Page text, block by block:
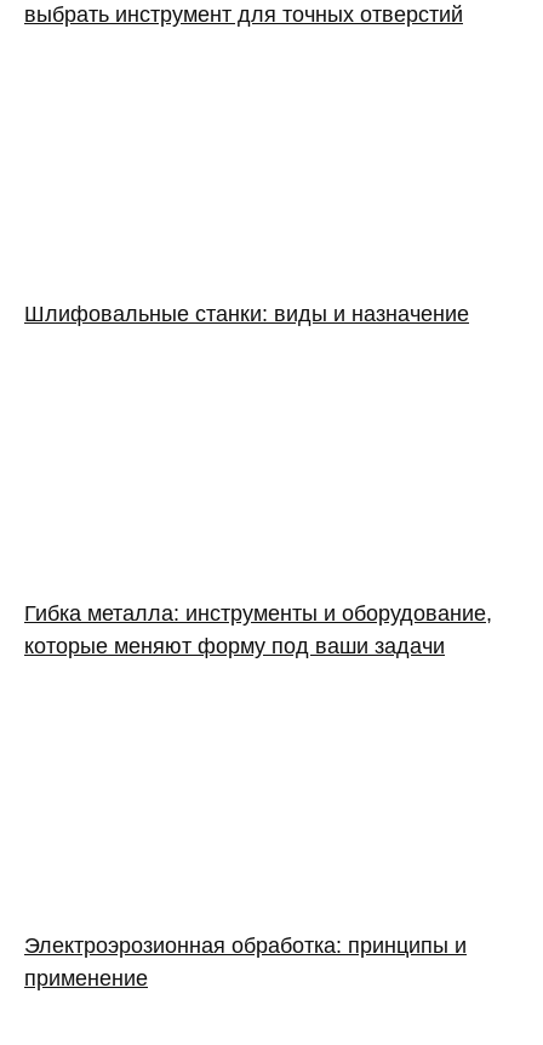
выбрать инструмент для точных отверстий
Шлифовальные станки: виды и назначение
Гибка металла: инструменты и оборудование,
которые меняют форму под ваши задачи
Электроэрозионная обработка: принципы и
применение